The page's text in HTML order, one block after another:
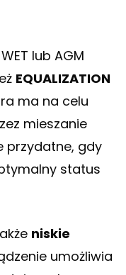
lub AGM
EQUALIZATION
ma na celu
mieszanie
przydatne, gdy
status
niskie
umożliwia